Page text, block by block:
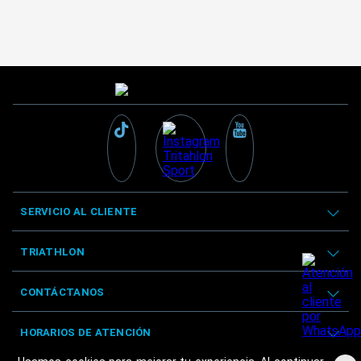
SERVICIO AL CLIENTE
TRIATHLON
CONTÁCTANOS
HORARIOS DE ATENCIÓN